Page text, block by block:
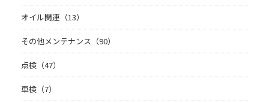
オイル関連（13）
その他メンテナンス（90）
点検（47）
車検（7）